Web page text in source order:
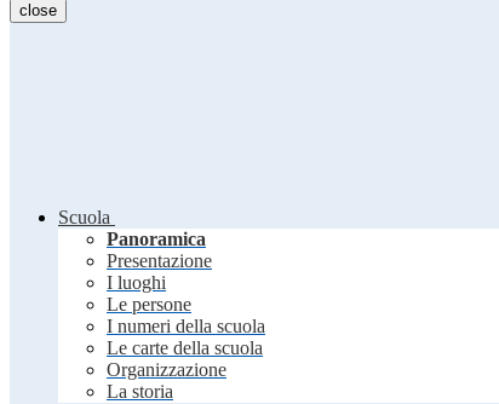
close
Scuola
Panoramica
Presentazione
I luoghi
Le persone
I numeri della scuola
Le carte della scuola
Organizzazione
La storia